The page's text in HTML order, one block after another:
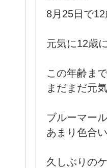
8月25日で
元気に12歳
この年齢ま
まだまだ元
ブルーマー
あまり色合
久しぶりの